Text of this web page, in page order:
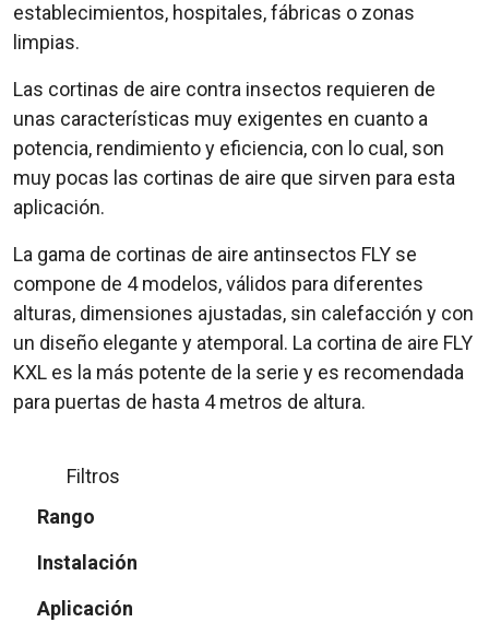
establecimientos, hospitales, fábricas o zonas
limpias.
Las cortinas de aire contra insectos requieren de
unas características muy exigentes en cuanto a
potencia, rendimiento y eficiencia, con lo cual, son
muy pocas las cortinas de aire que sirven para esta
aplicación.
La gama de cortinas de aire antinsectos FLY se
compone de 4 modelos, válidos para diferentes
alturas, dimensiones ajustadas, sin calefacción y con
un diseño elegante y atemporal. La cortina de aire FLY
KXL es la más potente de la serie y es recomendada
para puertas de hasta 4 metros de altura.
Filtros
Rango
Instalación
Aplicación